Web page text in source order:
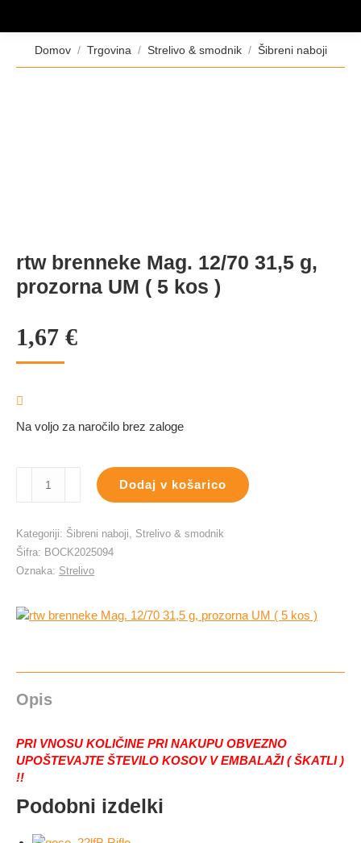
Tukaj ste:
Domov Trgovina Strelivo & smodnik Šibreni naboji
rtw brenneke Mag. 12/70 31,5 g,
prozorna UM ( 5 kos )
1,67 €
Na voljo za naročilo brez zaloge
brenneke
31,5
g,
prozorna
(
Dodaj v košarico
Kategoriji: Šibreni naboji, Strelivo & smodnik
Šifra: BOCK2025094
Oznaka: Strelivo
Opis
PRI VNOSU KOLIČINE PRI NAKUPU OBVEZNO
UPOŠTEVAJTE ŠTEVILO KOSOV V EMBALAŽI ( ŠKATLI )
!!
Podobni izdelki